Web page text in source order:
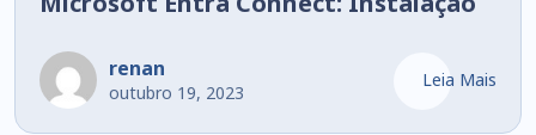
renan
outubro 19, 2023
Leia Mais